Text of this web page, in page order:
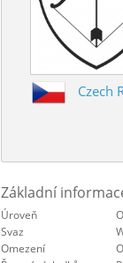
Czech
Základní
Úroveň
Svaz
Omezení